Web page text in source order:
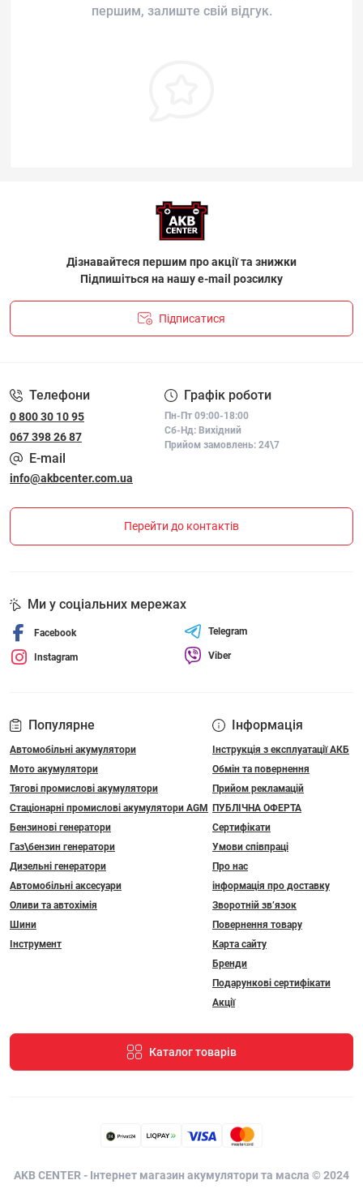
першим, залиште свій відгук.
Дізнавайтеся першим про акції та знижки
Підпишіться на нашу e-mail розсилку
Підписатися
Телефони
0 800 30 10 95
067 398 26 87
Графік роботи
Пн-Пт 09:00-18:00
Сб-Нд: Вихідний
Прийом замовлень: 24\7
E-mail
info@akbcenter.com.ua
Перейти до контактів
Популярне
Автомобільні акумулятори
Мото акумулятори
Тягові промислові акумулятори
Стаціонарні промислові акумулятори АGM
Бензинові генератори
Газ\бензин генератори
Дизельні генератори
Автомобільні аксесуари
Оливи та автохімія
Шини
Інструмент
Інформація
Інструкція з експлуатації АКБ
Обмін та повернення
Прийом рекламацій
ПУБЛІЧНА ОФЕРТА
Сертифікати
Умови співпраці
Про нас
інформація про доставку
Зворотній зв’язок
Повернення товару
Карта сайту
Бренди
Подарункові сертифікати
Акції
Каталог товарів
Ми у соціальних мережах
Facebook
Instagram
Telegram
Viber
AKB CENTER - Інтернет магазин акумулятори та масла © 2024